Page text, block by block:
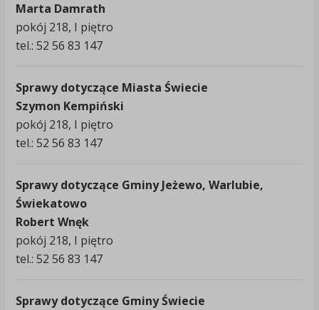
Marta Damrath
pokój 218, I piętro
tel.: 52 56 83 147
Sprawy dotyczące Miasta Świecie
Szymon Kempiński
pokój 218, I piętro
tel.: 52 56 83 147
Sprawy dotyczące Gminy Jeżewo, Warlubie,
Świekatowo
Robert Wnęk
pokój 218, I piętro
tel.: 52 56 83 147
Sprawy dotyczące Gminy Świecie